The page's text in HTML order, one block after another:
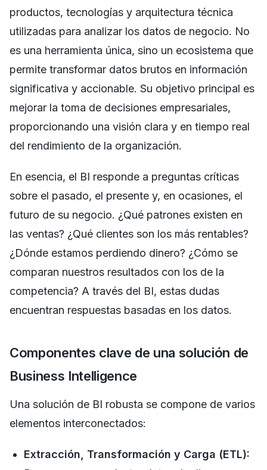
productos, tecnologías y arquitectura técnica
utilizadas para analizar los datos de negocio. No
es una herramienta única, sino un ecosistema que
permite transformar datos brutos en información
significativa y accionable. Su objetivo principal es
mejorar la toma de decisiones empresariales,
proporcionando una visión clara y en tiempo real
del rendimiento de la organización.
En esencia, el BI responde a preguntas críticas
sobre el pasado, el presente y, en ocasiones, el
futuro de su negocio. ¿Qué patrones existen en
las ventas? ¿Qué clientes son los más rentables?
¿Dónde estamos perdiendo dinero? ¿Cómo se
comparan nuestros resultados con los de la
competencia? A través del BI, estas dudas
encuentran respuestas basadas en los datos.
Componentes clave de una solución de
Business Intelligence
Una solución de BI robusta se compone de varios
elementos interconectados:
Extracción, Transformación y Carga (ETL):